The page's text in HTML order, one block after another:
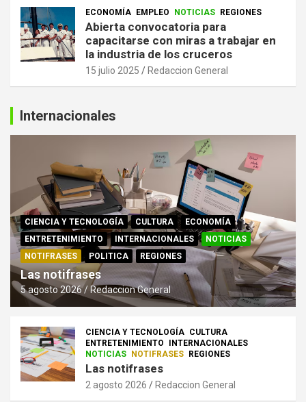
ECONOMÍA EMPLEO NOTICIAS REGIONES
Abierta convocatoria para
capacitarse con miras a trabajar en
la industria de los cruceros
15 julio 2025 Redaccion General
Internacionales
CIENCIA Y TECNOLOGÍA CULTURA
ECONOMÍA
ENTRETENIMIENTO
INTERNACIONALES
NOTICIAS
NOTIFRASES
POLITICA REGIONES
Las notifrases
5 agosto 2026 Redaccion General
CIENCIA Y TECNOLOGÍA CULTURA
ENTRETENIMIENTO
INTERNACIONALES
NOTICIAS NOTIFRASES REGIONES
Las notifrases
2 agosto 2026 Redaccion General